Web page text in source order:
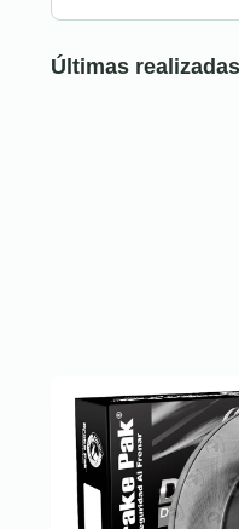
Últimas realizadas